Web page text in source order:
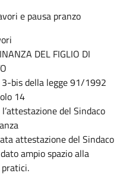
e pausa pranzo
DEL FIGLIO DI
bis della legge 91/1992
14
del Sindaco
attestazione del Sindaco
ampio spazio alla